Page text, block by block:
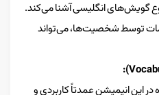
گویش‌های انگلیسی آشنا می‌کند.
توسط شخصیت‌ها، می‌تواند
این انیمیشن عمدتاً کاربردی و